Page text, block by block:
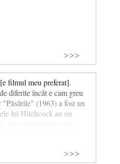
>>>
filmul meu preferat].
diferite încât e cam greu
"Păsările" (1963) a fost un
lui Hitchcock au un
Ea era într-adevăr
(Despre filmul preferat în
Alfred Hitchcock) © CCC
>>>